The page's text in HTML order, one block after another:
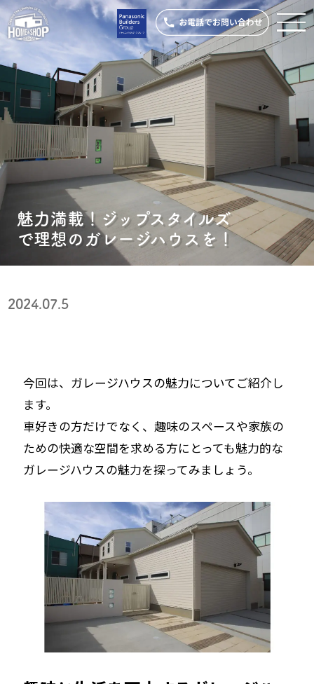
魅力満載！ジップスタイルズ
で理想のガレージハウスを！
2024.07.5
今回は、ガレージハウスの魅力についてご紹介し
ます。
車好きの方だけでなく、趣味のスペースや家族の
ための快適な空間を求める方にとっても魅力的な
ガレージハウスの魅力を探ってみましょう。